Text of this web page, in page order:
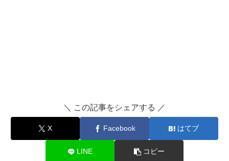
＼ この記事をシェアする ／
X Facebook はてブ
LINE コピー